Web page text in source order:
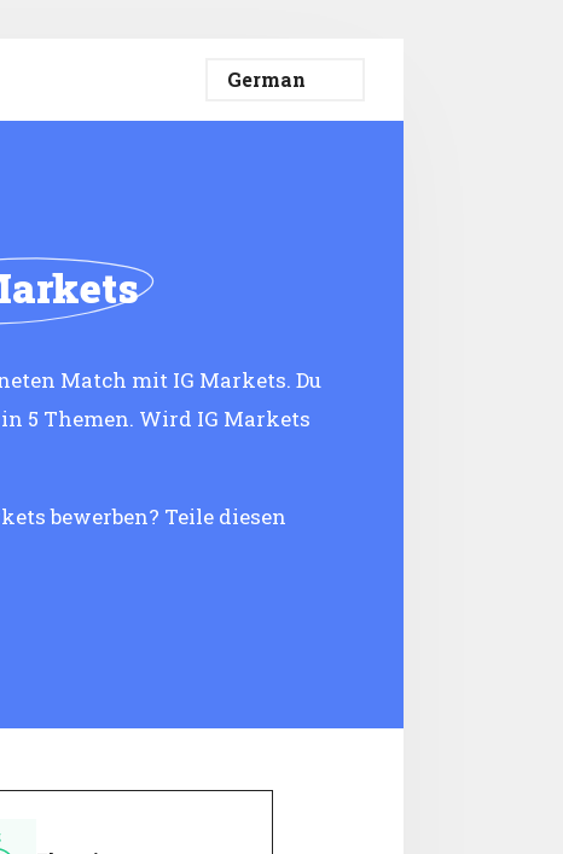
Match mit IG Markets. Du
5 Themen. Wird IG Markets
bewerben? Teile diesen